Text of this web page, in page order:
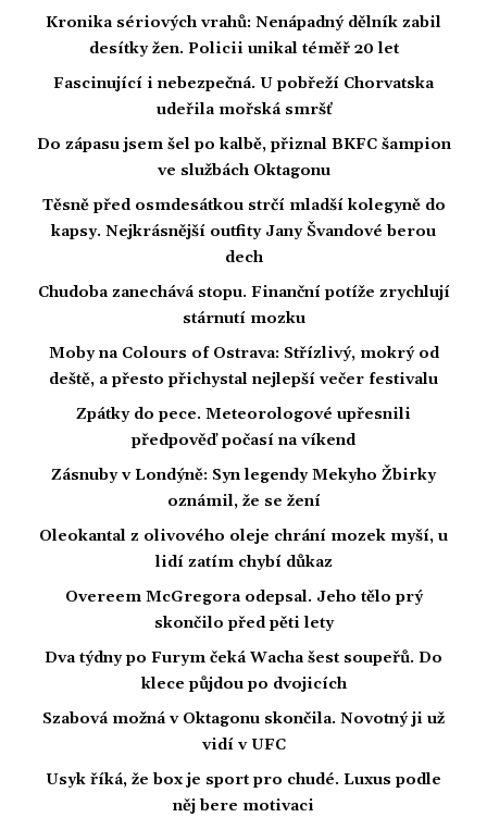
Kronika sériových vrahů: Nenápadný dělník zabil
desítky žen. Policii unikal téměř 20 let
Fascinující i nebezpečná. U pobřeží Chorvatska
udeřila mořská smršť
Do zápasu jsem šel po kalbě, přiznal BKFC šampion
ve službách Oktagonu
Těsně před osmdesátkou strčí mladší kolegyně do
kapsy. Nejkrásnější outfity Jany Švandové berou
dech
Chudoba zanechává stopu. Finanční potíže zrychlují
stárnutí mozku
Moby na Colours of Ostrava: Střízlivý, mokrý od
deště, a přesto přichystal nejlepší večer festivalu
Zpátky do pece. Meteorologové upřesnili
předpověď počasí na víkend
Zásnuby v Londýně: Syn legendy Mekyho Žbirky
oznámil, že se žení
Oleokantal z olivového oleje chrání mozek myší, u
lidí zatím chybí důkaz
Overeem McGregora odepsal. Jeho tělo prý
skončilo před pěti lety
Dva týdny po Furym čeká Wacha šest soupeřů. Do
klece půjdou po dvojicích
Szabová možná v Oktagonu skončila. Novotný ji už
vidí v UFC
Usyk říká, že box je sport pro chudé. Luxus podle
něj bere motivaci